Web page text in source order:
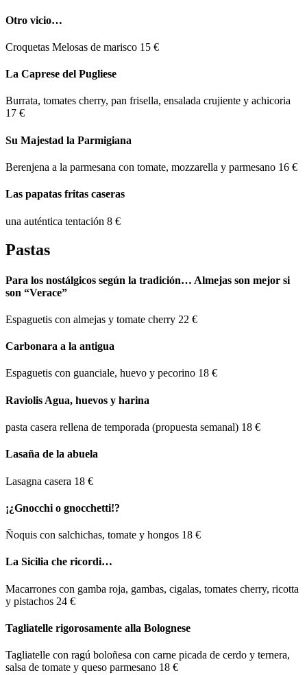
Otro vicio…
Croquetas Melosas de marisco 15 €
La Caprese del Pugliese
Burrata, tomates cherry, pan frisella, ensalada crujiente y achicoria
17 €
Su Majestad la Parmigiana
Berenjena a la parmesana con tomate, mozzarella y parmesano 16 €
Las papatas fritas caseras
una auténtica tentación 8 €
Pastas
Para los nostálgicos según la tradición… Almejas son mejor si
son “Verace”
Espaguetis con almejas y tomate cherry 22 €
Carbonara a la antigua
Espaguetis con guanciale, huevo y pecorino 18 €
Raviolis Agua, huevos y harina
pasta casera rellena de temporada (propuesta semanal) 18 €
Lasaña de la abuela
Lasagna casera 18 €
¡¿Gnocchi o gnocchetti!?
Ñoquis con salchichas, tomate y hongos 18 €
La Sicilia che ricordi…
Macarrones con gamba roja, gambas, cigalas, tomates cherry, ricotta
y pistachos 24 €
Tagliatelle rigorosamente alla Bolognese
Tagliatelle con ragú boloñesa con carne picada de cerdo y ternera,
salsa de tomate y queso parmesano 18 €